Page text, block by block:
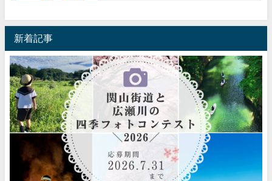
新着記事